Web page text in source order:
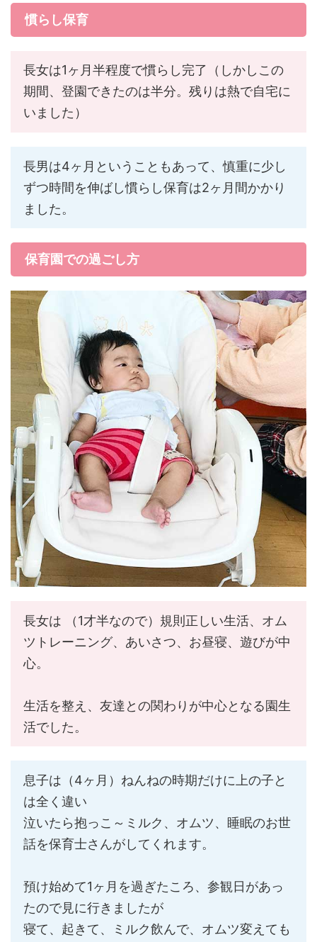
慣らし保育
長女は1ヶ月半程度で慣らし完了（しかしこの
期間、登園できたのは半分。残りは熱で自宅に
いました）
長男は4ヶ月ということもあって、慎重に少し
ずつ時間を伸ばし慣らし保育は2ヶ月間かかり
ました。
保育園での過ごし方
長女は （1才半なので）規則正しい生活、オム
ツトレーニング、あいさつ、お昼寝、遊びが中
心。
生活を整え、友達との関わりが中心となる園生
活でした。
息子は（4ヶ月）ねんねの時期だけに上の子と
は全く違い
泣いたら抱っこ～ミルク、オムツ、睡眠のお世
話を保育士さんがしてくれます。
預け始めて1ヶ月を過ぎたころ、参観日があっ
たので見に行きましたが
寝て、起きて、ミルク飲んで、オムツ変えても